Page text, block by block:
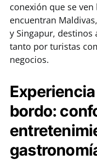
conexión que se
encuentran
y Singapur,
tanto por turistas
negocios.
bordo: